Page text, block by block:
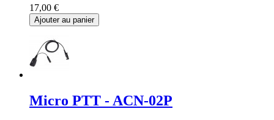
17,00 €
Ajouter au panier
Micro PTT - ACN-02P